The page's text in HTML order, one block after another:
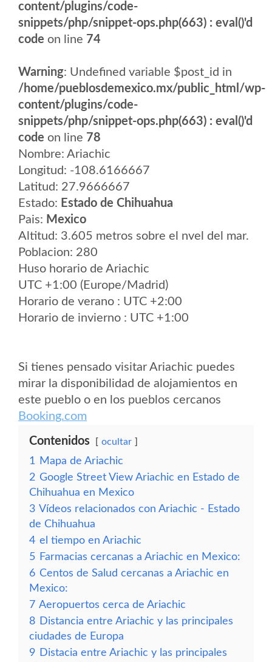
content/plugins/code-
snippets/php/snippet-ops.php(663) : eval()'d
code on line 74
Warning: Undefined variable $post_id in
/home/pueblosdemexico.mx/public_html/wp-
content/plugins/code-
snippets/php/snippet-ops.php(663) : eval()'d
code on line 78
Nombre: Ariachic
Longitud: -108.6166667
Latitud: 27.9666667
Estado: Estado de Chihuahua
Pais: Mexico
Altitud: 3.605 metros sobre el nvel del mar.
Poblacion: 280
Huso horario de Ariachic
UTC +1:00 (Europe/Madrid)
Horario de verano : UTC +2:00
Horario de invierno : UTC +1:00
Si tienes pensado visitar Ariachic puedes
mirar la disponibilidad de alojamientos en
este pueblo o en los pueblos cercanos
Booking.com
Contenidos ocultar
1
Mapa de Ariachic
2 Google Street View Ariachic en Estado de
Chihuahua en Mexico
3 Vídeos relacionados con Ariachic - Estado
de Chihuahua
4 el tiempo en Ariachic
5 Farmacias cercanas a Ariachic en Mexico:
6 Centos de Salud cercanas a Ariachic en
Mexico:
7 Aeropuertos cerca de Ariachic
8 Distancia entre Ariachic y las principales
ciudades de Europa
9 Distacia entre Ariachic y las principales